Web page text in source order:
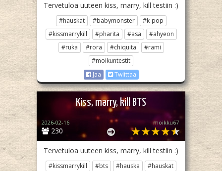
Tervetuloa uuteen kiss, marry, kill testiin :)
#hauskat #babymonster
#k-pop
#kissmarrykill
#pharita #asa
#ahyeon
#ruka
#rora #chiquita
#rami
#moikuntestit
Jaa
Twiittaa
Kiss, marry, kill BTS
230
2026-02-16 moikku67
Tervetuloa uuteen kiss, marry, kill testiin :)
#kissmarrykill #bts #hauska
#hauskat